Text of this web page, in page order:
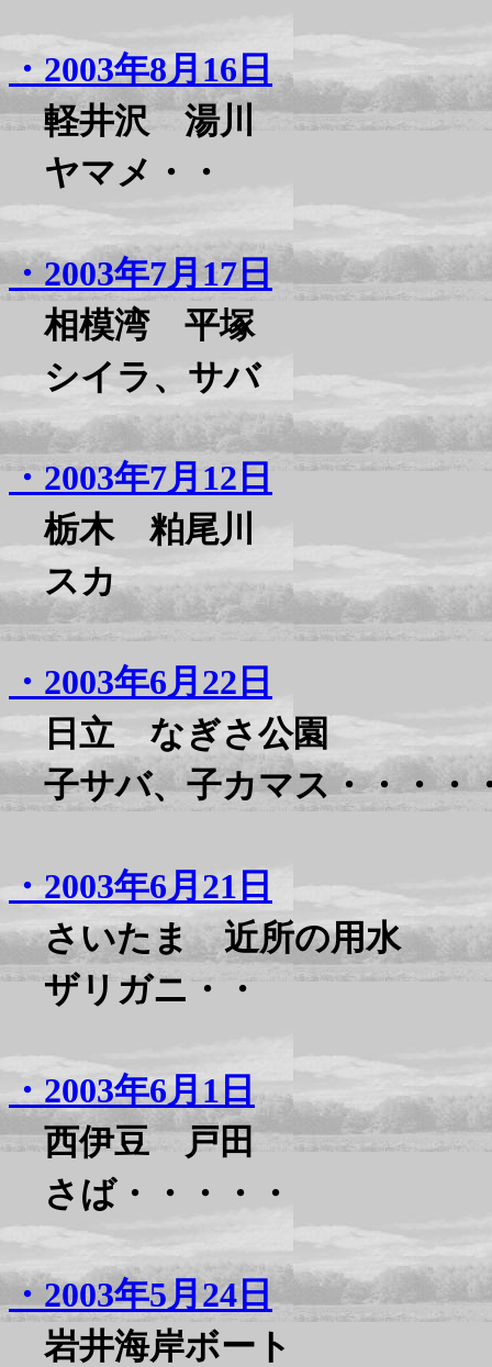
・2003年8月16日
軽井沢 湯川
ヤマメ・・
・2003年7月17日
相模湾 平塚
シイラ、サバ
・2003年7月12日
栃木 粕尾川
スカ
・2003年6月22日
日立 なぎさ公園
子サバ、子カマス・・・・
・2003年6月21日
さいたま 近所の用水
ザリガニ・・
・2003年6月1日
西伊豆 戸田
さば・・・・・
・2003年5月24日
岩井海岸ボート